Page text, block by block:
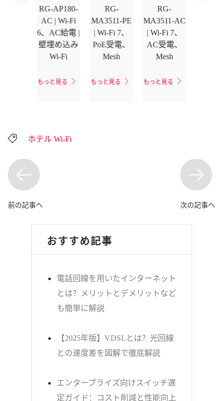
RG-AP180-
AC | Wi-Fi
6、AC給電 |
壁埋め込み
Wi-Fi
もっと見る
RG-
MA3511-PE
| Wi-Fi 7、
PoE受電、
Mesh
もっと見る
RG-
MA3511-AC
| Wi-Fi 7、
AC受電、
Mesh
もっと見る
ホテル Wi-Fi
前の記事へ 次の記事へ
おすすめ記事
電話回線を用いたインターネット
とは？メリットとデメリットなど
も簡単に解説
【2025年版】VDSLとは？光回線
との速度差を図解で徹底解説
エンタープライズ向けスイッチ選
定ガイド：コスト削減と性能向上